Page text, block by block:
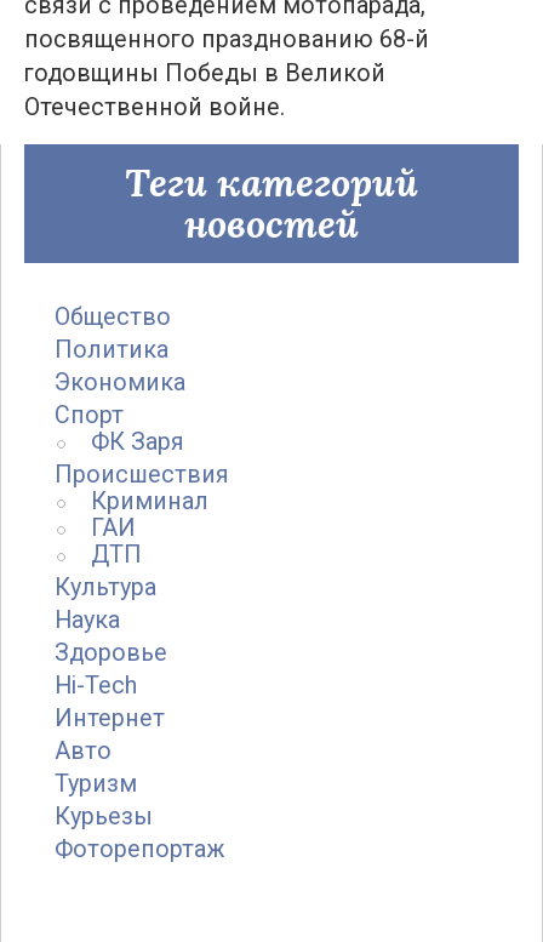
посвященного празднованию 68-й
годовщины Победы в Великой
Отечественной войне.
Теги категорий
новостей
Общество
Политика
Экономика
Спорт
ФК Заря
Происшествия
Криминал
ГАИ
ДТП
Культура
Наука
Здоровье
Hi-Tech
Интернет
Авто
Туризм
Курьезы
Фоторепортаж